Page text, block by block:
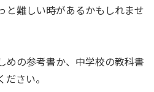
と難しい時があるかもしれませ
めの参考書か、中学校の教科書
さい。